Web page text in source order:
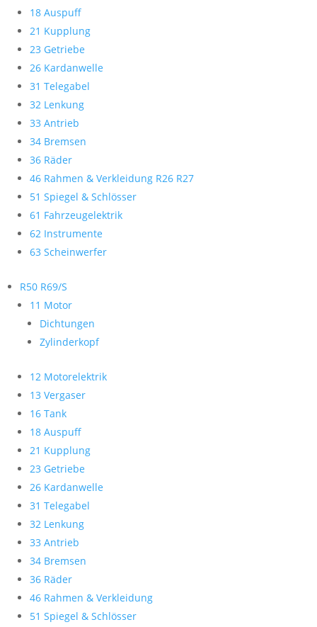
18 Auspuff
21 Kupplung
23 Getriebe
26 Kardanwelle
31 Telegabel
32 Lenkung
33 Antrieb
34 Bremsen
36 Räder
46 Rahmen & Verkleidung R26 R27
51 Spiegel & Schlösser
61 Fahrzeugelektrik
62 Instrumente
63 Scheinwerfer
R50 R69/S
11 Motor
Dichtungen
Zylinderkopf
12 Motorelektrik
13 Vergaser
16 Tank
18 Auspuff
21 Kupplung
23 Getriebe
26 Kardanwelle
31 Telegabel
32 Lenkung
33 Antrieb
34 Bremsen
36 Räder
46 Rahmen & Verkleidung
51 Spiegel & Schlösser